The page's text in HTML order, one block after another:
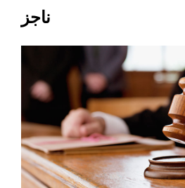
ناجز